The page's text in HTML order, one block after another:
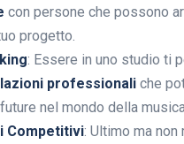
con persone che possono
progetto.
: Essere in uno studio ti
professionali che
nel mondo della
Competitivi: Ultimo ma non